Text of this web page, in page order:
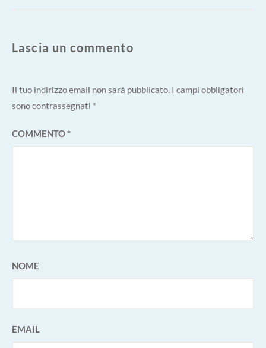
Lascia un commento
Il tuo indirizzo email non sarà pubblicato. I campi obbligatori
sono contrassegnati *
COMMENTO*
NOME
EMAIL